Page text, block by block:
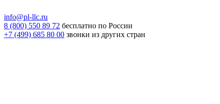
info@pl-llc.ru
8 (800) 550 89 72 бесплатно по России
+7 (499) 685 80 00 звонки из других стран